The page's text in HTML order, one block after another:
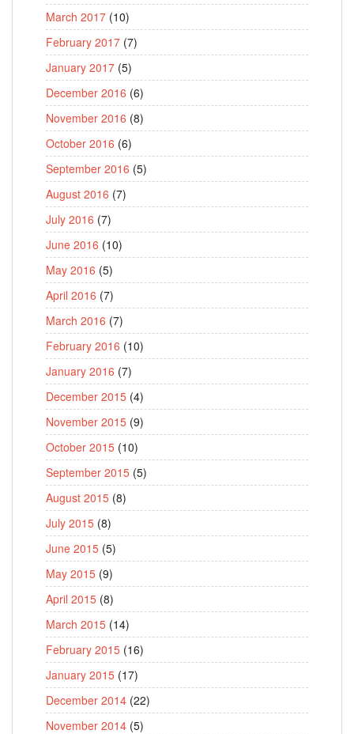
March 2017 (10)
February 2017 (7)
January 2017 (5)
December 2016 (6)
November 2016 (8)
October 2016 (6)
September 2016 (5)
August 2016 (7)
July 2016 (7)
June 2016 (10)
May 2016 (5)
April 2016 (7)
March 2016 (7)
February 2016 (10)
January 2016 (7)
December 2015 (4)
November 2015 (9)
October 2015 (10)
September 2015 (5)
August 2015 (8)
July 2015 (8)
June 2015 (5)
May 2015 (9)
April 2015 (8)
March 2015 (14)
February 2015 (16)
January 2015 (17)
December 2014 (22)
November 2014 (5)